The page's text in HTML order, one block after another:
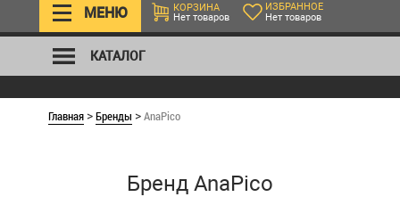
МЕНЮ
КОРЗИНА
Нет товаров
ИЗБРАННОЕ
Нет товаров
КАТАЛОГ
Главная >Бренды >AnaPico
Бренд AnaPico